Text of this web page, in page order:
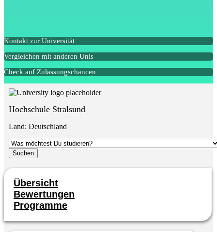
Kontakt zur Universität
Vergleichen mit anderen Unis
Check auf Zulassungschancen
Hochschule Stralsund
Land: Deutschland
Übersicht
Bewertungen
Programme